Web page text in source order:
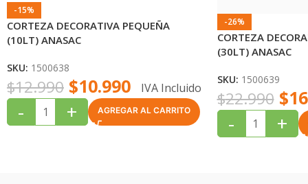
-15%
CORTEZA DECORATIVA PEQUEÑA
(10LT) ANASAC
SKU: 1500638
$12.990 $10.990 IVA Incluido
- + AGREGAR AL CARRITO
-26%
CORTEZA
(30LT) ANASAC
SKU: 1500639
$22.990 $
- +